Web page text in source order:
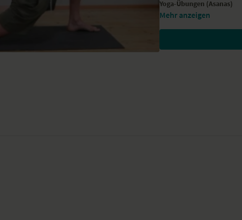
Yoga-Übungen (Asanas)
Schulterkreisen im Sitz
Mehr anzeigen